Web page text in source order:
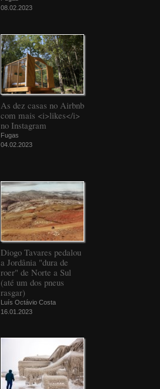
08.02.2023
As dez casas no Airbnb
com mais <i>likes</i>
no Instagram
Fugas
04.02.2023
Diogo Tavares pedalou
a Jordânia "dura de
roer" de Norte a Sul
(até um dos pneus
rasgar)
Luís Octávio Costa
16.01.2023